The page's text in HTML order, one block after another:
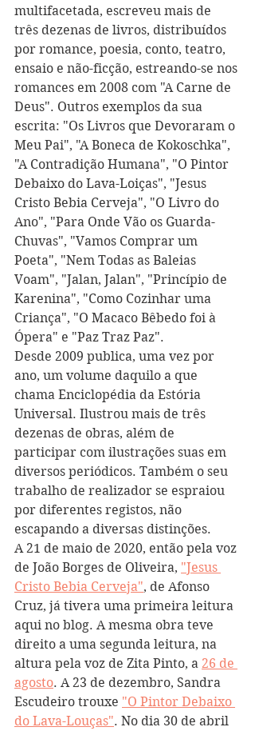
multifacetada, escreveu mais de
três dezenas de livros, distribuídos
por romance, poesia, conto, teatro,
ensaio e não-ficção, estreando-se nos
romances em 2008 com "A Carne de
Deus". Outros exemplos da sua
escrita: "Os Livros que Devoraram o
Meu Pai", "A Boneca de Kokoschka",
"A Contradição Humana", "O Pintor
Debaixo do Lava-Loiças", "Jesus
Cristo Bebia Cerveja", "O Livro do
Ano", "Para Onde Vão os Guarda-
Chuvas", "Vamos Comprar um
Poeta", "Nem Todas as Baleias
Voam", "Jalan, Jalan", "Princípio de
Karenina", "Como Cozinhar uma
Criança", "O Macaco Bêbedo foi à
Ópera" e "Paz Traz Paz".
Desde 2009 publica, uma vez por
ano, um volume daquilo a que
chama Enciclopédia da Estória
Universal. Ilustrou mais de três
dezenas de obras, além de
participar com ilustrações suas em
diversos periódicos. Também o seu
trabalho de realizador se espraiou
por diferentes registos, não
escapando a diversas distinções.
A 21 de maio de 2020, então pela voz
de João Borges de Oliveira, "Jesus
Cristo Bebia Cerveja", de Afonso
Cruz, já tivera uma primeira leitura
aqui no blog. A mesma obra teve
direito a uma segunda leitura, na
altura pela voz de Zita Pinto, a 26 de
agosto. A 23 de dezembro, Sandra
Escudeiro trouxe "O Pintor Debaixo
do Lava-Louças". No dia 30 de abril